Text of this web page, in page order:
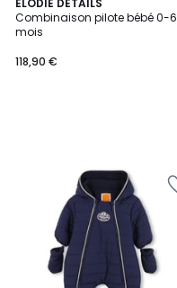
ELODIE DETAILS
Combinaison pilote bébé 0-6
mois
118,90 €